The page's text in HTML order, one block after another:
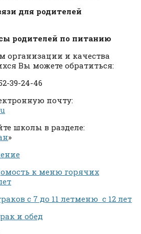
для родителей
родителей по питанию
и качества
Вы можете обратиться:
39-24-46
почту:
школы в разделе:
»
к меню горячих
с 7 до 11 летменю с 12 лет
и обед